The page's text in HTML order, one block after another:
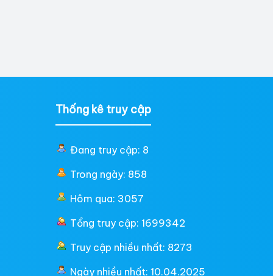
Thống kê truy cập
Đang truy cập: 8
Trong ngày: 858
Hôm qua: 3057
Tổng truy cập: 1699342
Truy cập nhiều nhất: 8273
Ngày nhiều nhất: 10.04.2025